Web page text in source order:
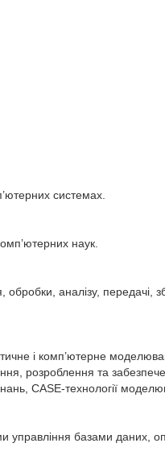
системах.
наук.
аналізу, передачі,
і комп’ютерне
розроблення та
CASE-технології
управління базами даних,